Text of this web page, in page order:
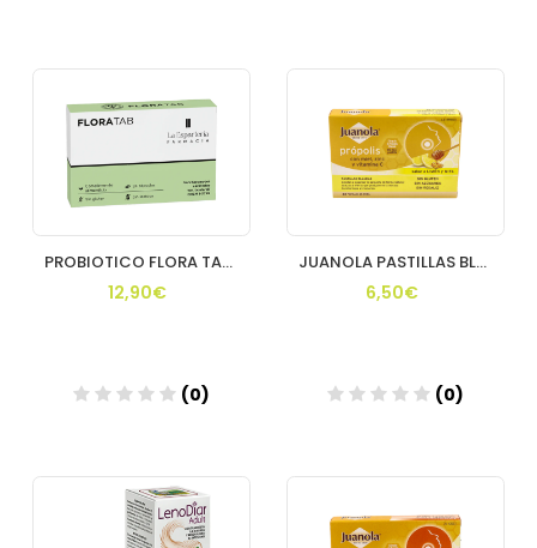
PROBIOTICO FLORA TAB 24 CAP UNIFARCO
12,90€
(0)
Añadir
JUANOLA PASTILLAS BLANDAS PROPOLIS LIMON
6,50€
(0)